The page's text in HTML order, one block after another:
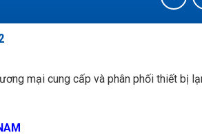
mại cung cấp và phân phối thiết bị